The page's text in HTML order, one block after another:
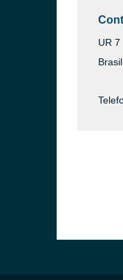
UR 7
Brasil